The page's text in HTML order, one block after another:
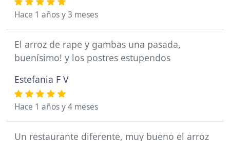
Hace 1 años y 3 meses
El arroz de rape y gambas una pasada,
buenísimo! y los postres estupendos
Estefania F V
Hace 1 años y 4 meses
Un restaurante diferente, muy bueno el arroz